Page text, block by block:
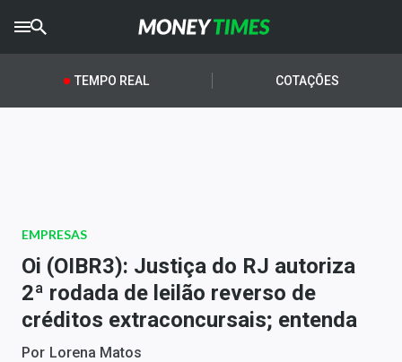
CRYPTOTIMES
AGROTIMES
Newsletters
Money Trader
Anuncie
TEMPO REAL COTAÇÕES
EMPRESAS
Oi (OIBR3): Justiça do RJ autoriza
2ª rodada de leilão reverso de
créditos extraconcursais; entenda
Por Lorena Matos